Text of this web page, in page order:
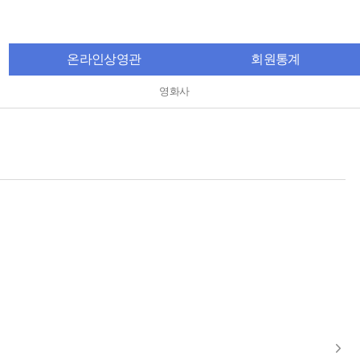
온라인상영관 회원통계
영화사